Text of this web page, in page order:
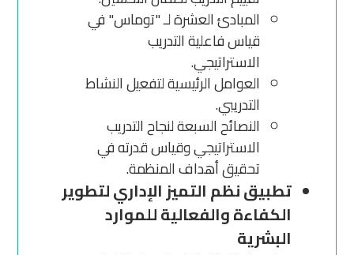
المبادئ العشرة لـ "توماس" في
قياس فاعلية التدريب
الاستراتيجي.
العوامل الرئيسية لتفعيل النشاط
التدريبي.
النصائح السبعة لنجاح التدريب
الاستراتيجي وقياس قدرته في
تحقيق أهداف المنظمة.
تطبيق نظم التميز الإداري لتطوير
الكفاءة والفعالية للموارد
البشرية